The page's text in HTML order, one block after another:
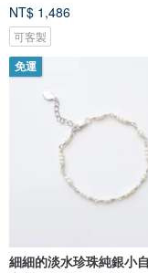
NT$ 1,486
可客製
免運
細細的淡水珍珠純銀小